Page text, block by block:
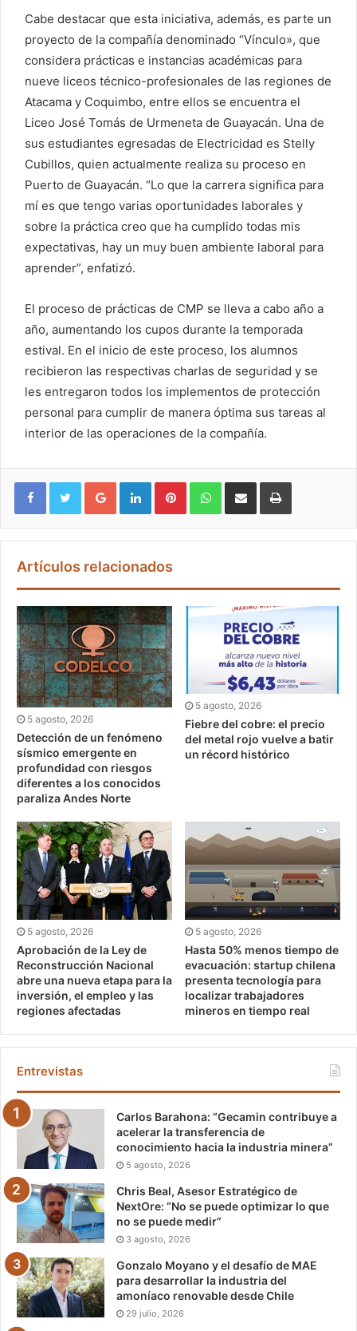
Cabe destacar que esta iniciativa, además, es parte un
proyecto de la compañía denominado “Vínculo», que
considera prácticas e instancias académicas para
nueve liceos técnico-profesionales de las regiones de
Atacama y Coquimbo, entre ellos se encuentra el
Liceo José Tomás de Urmeneta de Guayacán. Una de
sus estudiantes egresadas de Electricidad es Stelly
Cubillos, quien actualmente realiza su proceso en
Puerto de Guayacán. “Lo que la carrera significa para
mí es que tengo varias oportunidades laborales y
sobre la práctica creo que ha cumplido todas mis
expectativas, hay un muy buen ambiente laboral para
aprender”, enfatizó.
El proceso de prácticas de CMP se lleva a cabo año a
año, aumentando los cupos durante la temporada
estival. En el inicio de este proceso, los alumnos
recibieron las respectivas charlas de seguridad y se
les entregaron todos los implementos de protección
personal para cumplir de manera óptima sus tareas al
interior de las operaciones de la compañía.
Google+ LinkedIn Pinterest WhatsApp
Artículos relacionados
5 agosto, 2026
Detección de un fenómeno
sísmico emergente en
profundidad con riesgos
diferentes a los conocidos
paraliza Andes Norte
5 agosto, 2026
Fiebre del cobre: el precio
del metal rojo vuelve a batir
un récord histórico
5 agosto, 2026
Aprobación de la Ley de
Reconstrucción Nacional
abre una nueva etapa para la
inversión, el empleo y las
regiones afectadas
5 agosto, 2026
Hasta 50% menos tiempo de
evacuación: startup chilena
presenta tecnología para
localizar trabajadores
mineros en tiempo real
Entrevistas
Carlos Barahona: “Gecamin contribuye a
acelerar la transferencia de
conocimiento hacia la industria minera”
5 agosto, 2026
Chris Beal, Asesor Estratégico de
NextOre: “No se puede optimizar lo que
no se puede medir”
3 agosto, 2026
Gonzalo Moyano y el desafío de MAE
para desarrollar la industria del
amoníaco renovable desde Chile
29 julio, 2026